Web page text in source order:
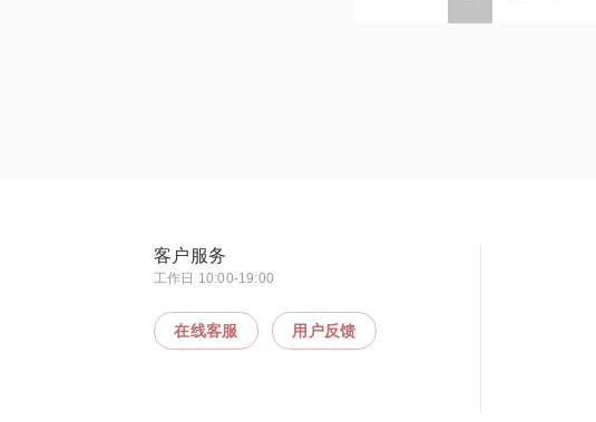
客户服务
工作日 10:00-19:00
在线客服 用户反馈